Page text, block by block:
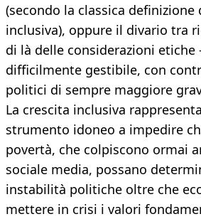
(secondo la classica definizione
inclusiva), oppure il divario tra
di là delle considerazioni etiche
difficilmente gestibile, con
politici di sempre maggiore
La crescita inclusiva
strumento idoneo a impedire
povertà, che colpiscono ormai
sociale media, possano
instabilità politiche oltre che
mettere in crisi i valori